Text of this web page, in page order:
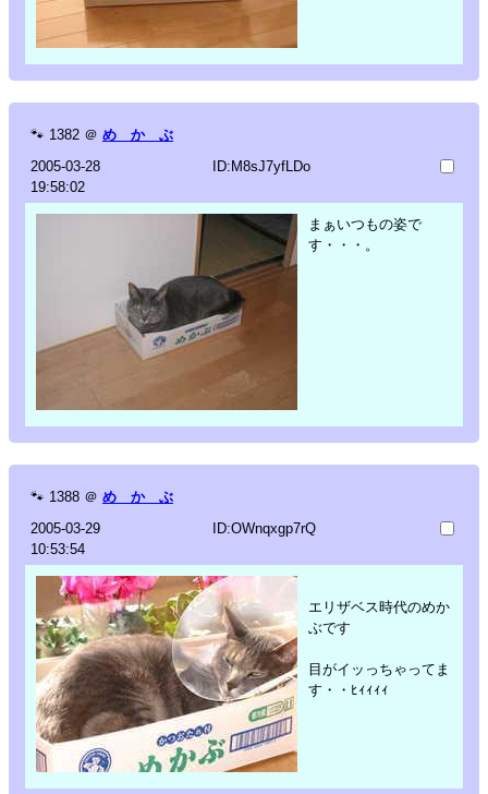
🐾 1382 ＠ め か ぶ
2005-03-28
19:58:02
ID:M8sJ7yfLDo
まぁいつもの姿で
す・・・。
🐾 1388 ＠ め か ぶ
2005-03-29
10:53:54
ID:OWnqxgp7rQ
エリザベス時代のめか
ぶです
目がイッっちゃってま
す・・ﾋｨｨｨｨ